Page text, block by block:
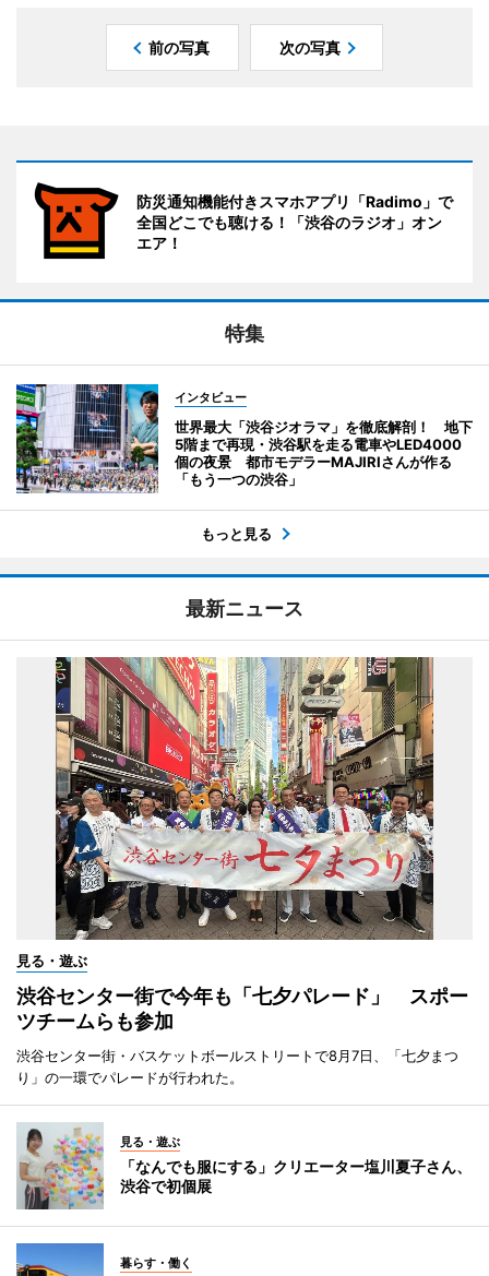
前の写真 次の写真
防災通知機能付きスマホアプリ「Radimo」で
全国どこでも聴ける！「渋谷のラジオ」オン
エア！
特集
インタビュー
世界最大「渋谷ジオラマ」を徹底解剖！ 地下
5階まで再現・渋谷駅を走る電車やLED4000
個の夜景 都市モデラーMAJIRIさんが作る
「もう一つの渋谷」
もっと見る
最新ニュース
見る・遊ぶ
渋谷センター街で今年も「七夕パレード」 スポー
ツチームらも参加
渋谷センター街・バスケットボールストリートで8月7日、「七夕まつ
り」の一環でパレードが行われた。
見る・遊ぶ
「なんでも服にする」クリエーター塩川夏子さん、
渋谷で初個展
暮らす・働く